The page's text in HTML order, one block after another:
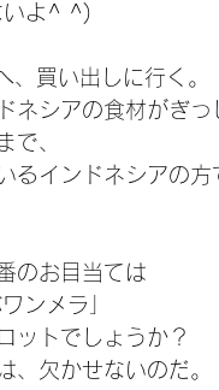
いよ^ ^)
、買い出しに行く。
ネシアの食材がぎっ
で、
るインドネシアの方
のお目当ては
ンメラ」
ットでしょうか？
、欠かせないのだ。